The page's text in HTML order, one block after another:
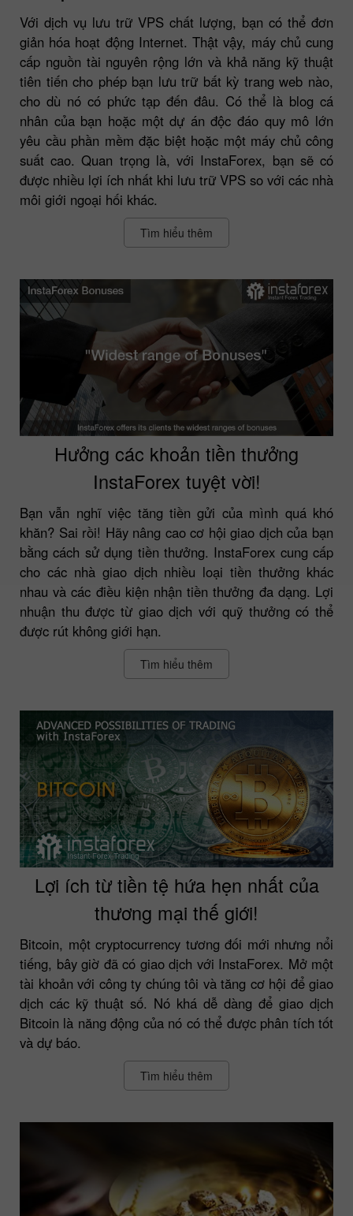
Với dịch vụ lưu trữ VPS chất lượng, bạn có thể đơn
giản hóa hoạt động Internet. Thật vậy, máy chủ cung
cấp nguồn tài nguyên rộng lớn và khả năng kỹ thuật
tiên tiến cho phép bạn lưu trữ bất kỳ trang web nào,
cho dù nó có phức tạp đến đâu. Có thể là blog cá
nhân của bạn hoặc một dự án độc đáo quy mô lớn
yêu cầu phần mềm đặc biệt hoặc một máy chủ công
suất cao. Quan trọng là, với InstaForex, bạn sẽ có
được nhiều lợi ích nhất khi lưu trữ VPS so với các nhà
môi giới ngoại hối khác.
Tìm hiểu thêm
Hưởng các khoản tiền thưởng
InstaForex tuyệt vời!
Bạn vẫn nghĩ việc tăng tiền gửi của mình quá khó
khăn? Sai rồi! Hãy nâng cao cơ hội giao dịch của bạn
bằng cách sử dụng tiền thưởng. InstaForex cung cấp
cho các nhà giao dịch nhiều loại tiền thưởng khác
nhau và các điều kiện nhận tiền thưởng đa dạng. Lợi
nhuận thu được từ giao dịch với quỹ thưởng có thể
được rút không giới hạn.
Tìm hiểu thêm
Lợi ích từ tiền tệ hứa hẹn nhất của
thương mại thế giới!
Bitcoin, một cryptocurrency tương đối mới nhưng nổi
tiếng, bây giờ đã có giao dịch với InstaForex. Mở một
tài khoản với công ty chúng tôi và tăng cơ hội để giao
dịch các kỹ thuật số. Nó khá dễ dàng để giao dịch
Bitcoin là năng động của nó có thể được phân tích tốt
và dự báo.
Tìm hiểu thêm